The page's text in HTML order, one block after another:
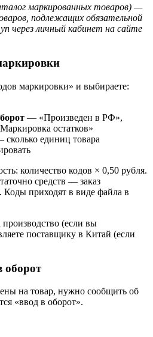
маркированных товаров) —
подлежащих обязательной
через личный кабинет на сайте
маркировки» и выбираете:
— «Произведен в РФ»,
остатков»
сколько единиц товара
количество кодов × 0,50 рубля.
средств — заказ
Коды приходят в виде файла в
(если вы
поставщику в Китай (если
оборот
на товар, нужно сообщить об
«ввод в оборот».